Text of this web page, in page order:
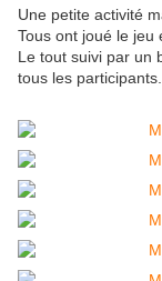
Une petite activité
Tous ont joué le jeu
Le tout suivi par un
tous les participants...